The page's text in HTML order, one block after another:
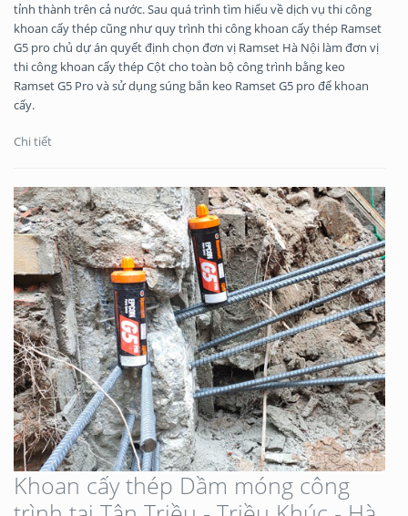
tỉnh thành trên cả nước. Sau quá trình tìm hiểu về dịch vụ thi công
khoan cấy thép cũng như quy trình thi công khoan cấy thép Ramset
G5 pro chủ dự án quyết định chọn đơn vị Ramset Hà Nội làm đơn vị
thi công khoan cấy thép Cột cho toàn bộ công trình bằng keo
Ramset G5 Pro và sử dụng súng bắn keo Ramset G5 pro để khoan
cấy.
Chi tiết
Khoan cấy thép Dầm móng công